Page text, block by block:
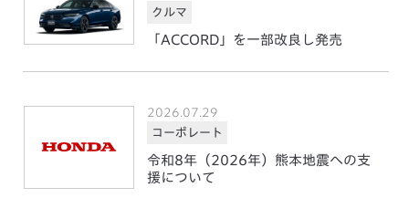
クルマ
「ACCORD」を一部改良し発売
2026.07.29
コーポレート
令和8年（2026年）熊本地震への支
援について